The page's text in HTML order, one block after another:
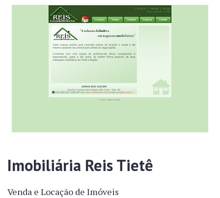
Imobiliária Reis Tietê
Venda e Locação de Imóveis